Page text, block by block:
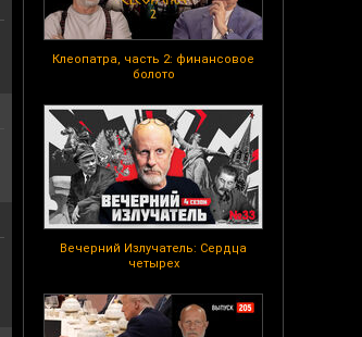
Клеопатра, часть 2: финансовое
болото
Вечерний Излучатель: Сердца
четырех